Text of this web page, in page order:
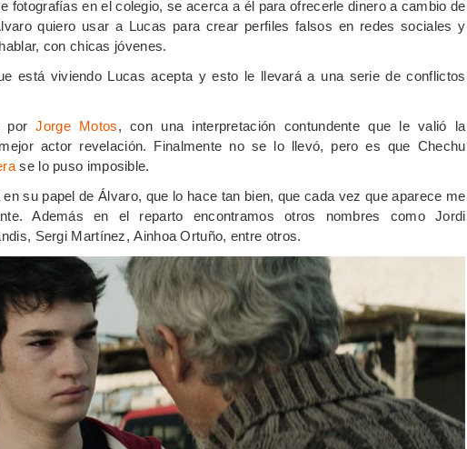
fotografías en el colegio, se acerca a él para ofrecerle dinero a cambio de
quiero usar a Lucas para crear perfiles falsos en redes sociales y
con chicas jóvenes.
está viviendo Lucas acepta y esto le llevará a una serie de conflictos
porJorge Motos, con una interpretación contundente que le valió la
actor revelación. Finalmente no se lo llevó, pero es que Chechu
se lo puso imposible.
su papel de Álvaro, que lo hace tan bien, que cada vez que aparece me
Además en el reparto encontramos otros nombres como Jordi
Sergi Martínez, Ainhoa Ortuño, entre otros.